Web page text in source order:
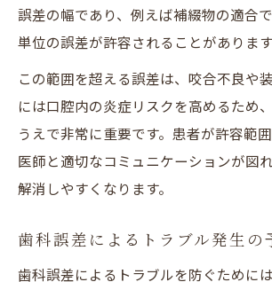
誤差の幅であり、例えば補綴物の適合
単位の誤差が許容されることがあります
この範囲を超える誤差は、咬合不良や
には口腔内の炎症リスクを高めるため
うえで非常に重要です。患者が許容範囲
医師と適切なコミュニケーションが図
解消しやすくなります。
歯科誤差によるトラブル発生の
歯科誤差によるトラブルを防ぐために